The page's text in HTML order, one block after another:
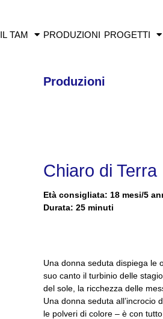
IL TAM PRODUZIONI PROGETTI
Produzioni
Chiaro di Terra
Età consigliata: 18 mesi/5
Durata: 25 minuti
Una donna seduta dispiega le
suo canto il turbinio delle
del sole, la ricchezza delle
Una donna seduta all’incrocio
le polveri di colore – è con